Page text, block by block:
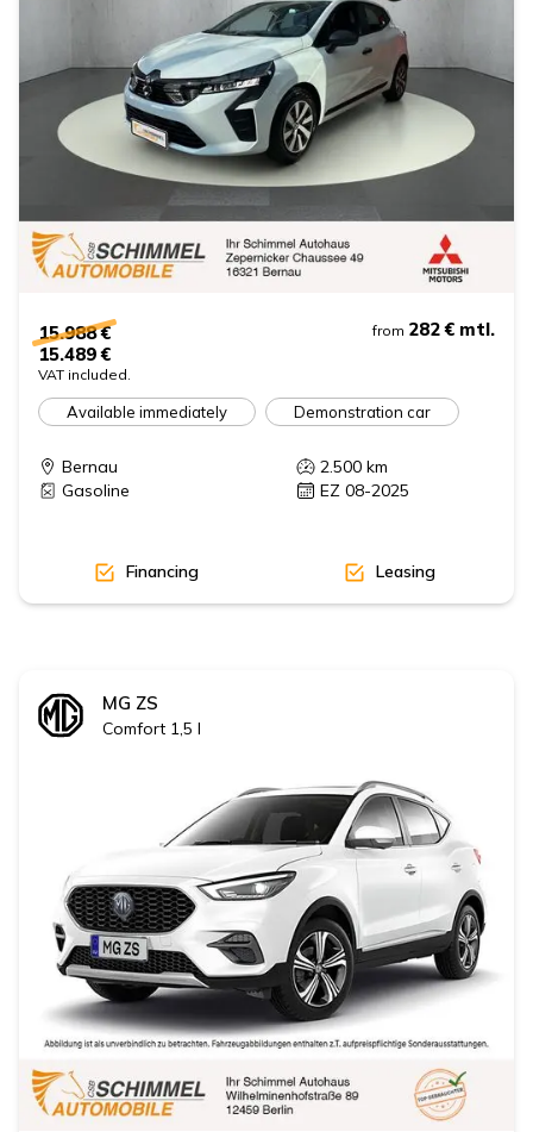
15.988 €
15.489 €
VAT included.
from 282 € mtl.
Available immediately Demonstration car
Bernau 2.500 km
Gasoline
EZ 08-2025
Financing Leasing
MG ZS
Comfort 1,5 l